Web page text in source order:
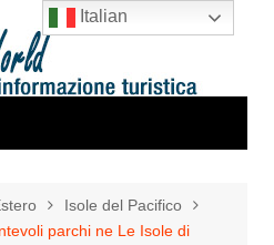
Isole del Pacifico
parchi ne Le Isole di
Italian